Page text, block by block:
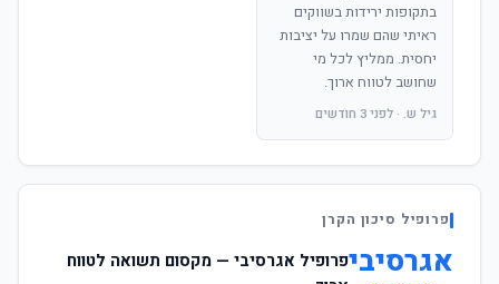
בתקופות ירידות בשווקים
ראיתי שהם שמרו על יציבות
יחסית. ממליץ לכל מי
שחושב לטווח ארוך.
גיל ש. · לפני 3 חודשים
פרופיל סיכון הקרן
אגרסיביפרופיל אגרסיבי — מקסום תשואה לטווח